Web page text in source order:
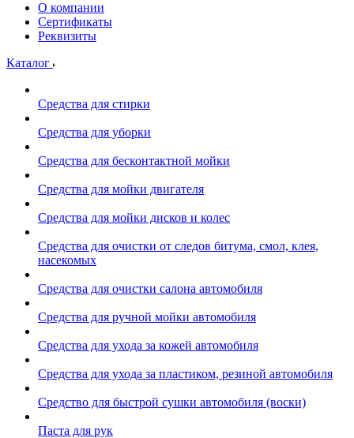
О компании
Сертификаты
Реквизиты
Каталог
Средства для стирки
Средства для уборки
Средства для бесконтактной мойки
Средства для мойки двигателя
Средства для мойки дисков и колес
Средства для очистки от следов битума, смол, клея,
насекомых
Средства для очистки салона автомобиля
Средства для ручной мойки автомобиля
Средства для ухода за кожей автомобиля
Средства для ухода за пластиком, резиной автомобиля
Средство для быстрой сушки автомобиля (воски)
Паста для рук